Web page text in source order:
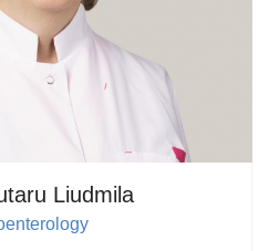
Liudmila